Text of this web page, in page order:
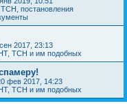
постановления
2017, 23:13
ТСН и им подобных
фев 2017, 14:23
ТСН и им подобных